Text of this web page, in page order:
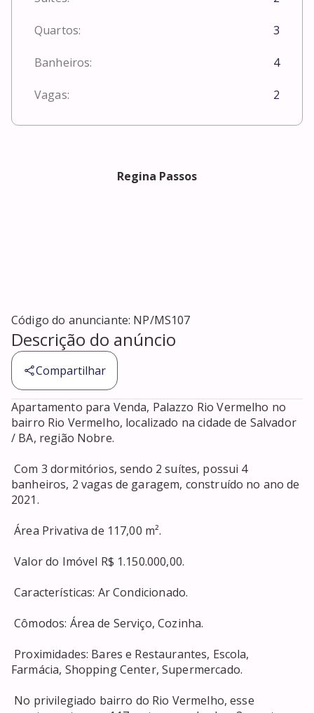
Quartos: 3
Banheiros: 4
Vagas: 2
Regina Passos
Código do anunciante: NP/MS107
Descrição do anúncio
Compartilhar
Apartamento para Venda, Palazzo Rio Vermelho no
bairro Rio Vermelho, localizado na cidade de Salvador
/ BA, região Nobre.
Com 3 dormitórios, sendo 2 suítes, possui 4
banheiros, 2 vagas de garagem, construído no ano de
2021.
Área Privativa de 117,00 m².
Valor do Imóvel R$ 1.150.000,00.
Características: Ar Condicionado.
Cômodos: Área de Serviço, Cozinha.
Farmácia, Shopping Center, Supermercado.